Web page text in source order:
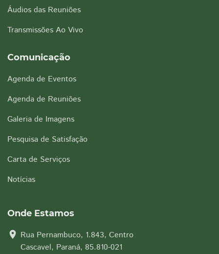
Áudios das Reuniões
Transmissões Ao Vivo
Comunicação
Agenda de Eventos
Agenda de Reuniões
Galeria de Imagens
Pesquisa de Satisfação
Carta de Serviços
Notícias
Onde Estamos
location_on Rua Pernambuco, 1.843, Centro
Cascavel, Paraná, 85.810-021